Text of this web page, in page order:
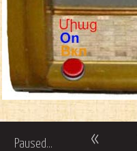
Paused... «